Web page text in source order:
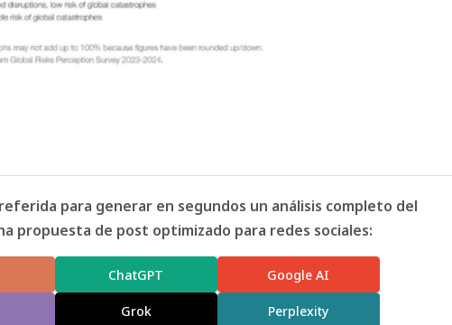
para generar en segundos un análisis completo del
propuesta de post optimizado para redes sociales:
ChatGPT Google AI
Grok Perplexity